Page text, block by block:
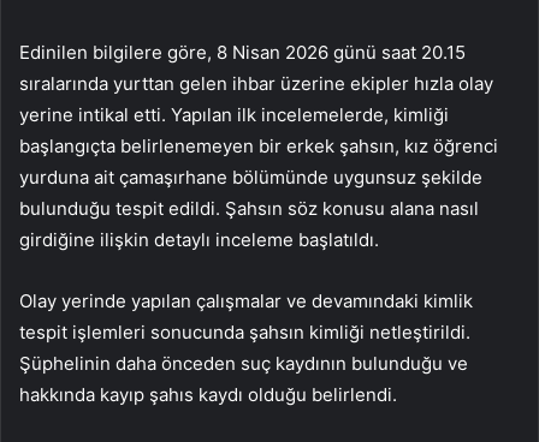
Edinilen bilgilere göre, 8 Nisan 2026 günü saat 20.15
sıralarında yurttan gelen ihbar üzerine ekipler hızla olay
yerine intikal etti. Yapılan ilk incelemelerde, kimliği
başlangıçta belirlenemeyen bir erkek şahsın, kız öğrenci
yurduna ait çamaşırhane bölümünde uygunsuz şekilde
bulunduğu tespit edildi. Şahsın söz konusu alana nasıl
girdiğine ilişkin detaylı inceleme başlatıldı.
Olay yerinde yapılan çalışmalar ve devamındaki kimlik
tespit işlemleri sonucunda şahsın kimliği netleştirildi.
Şüphelinin daha önceden suç kaydının bulunduğu ve
hakkında kayıp şahıs kaydı olduğu belirlendi.